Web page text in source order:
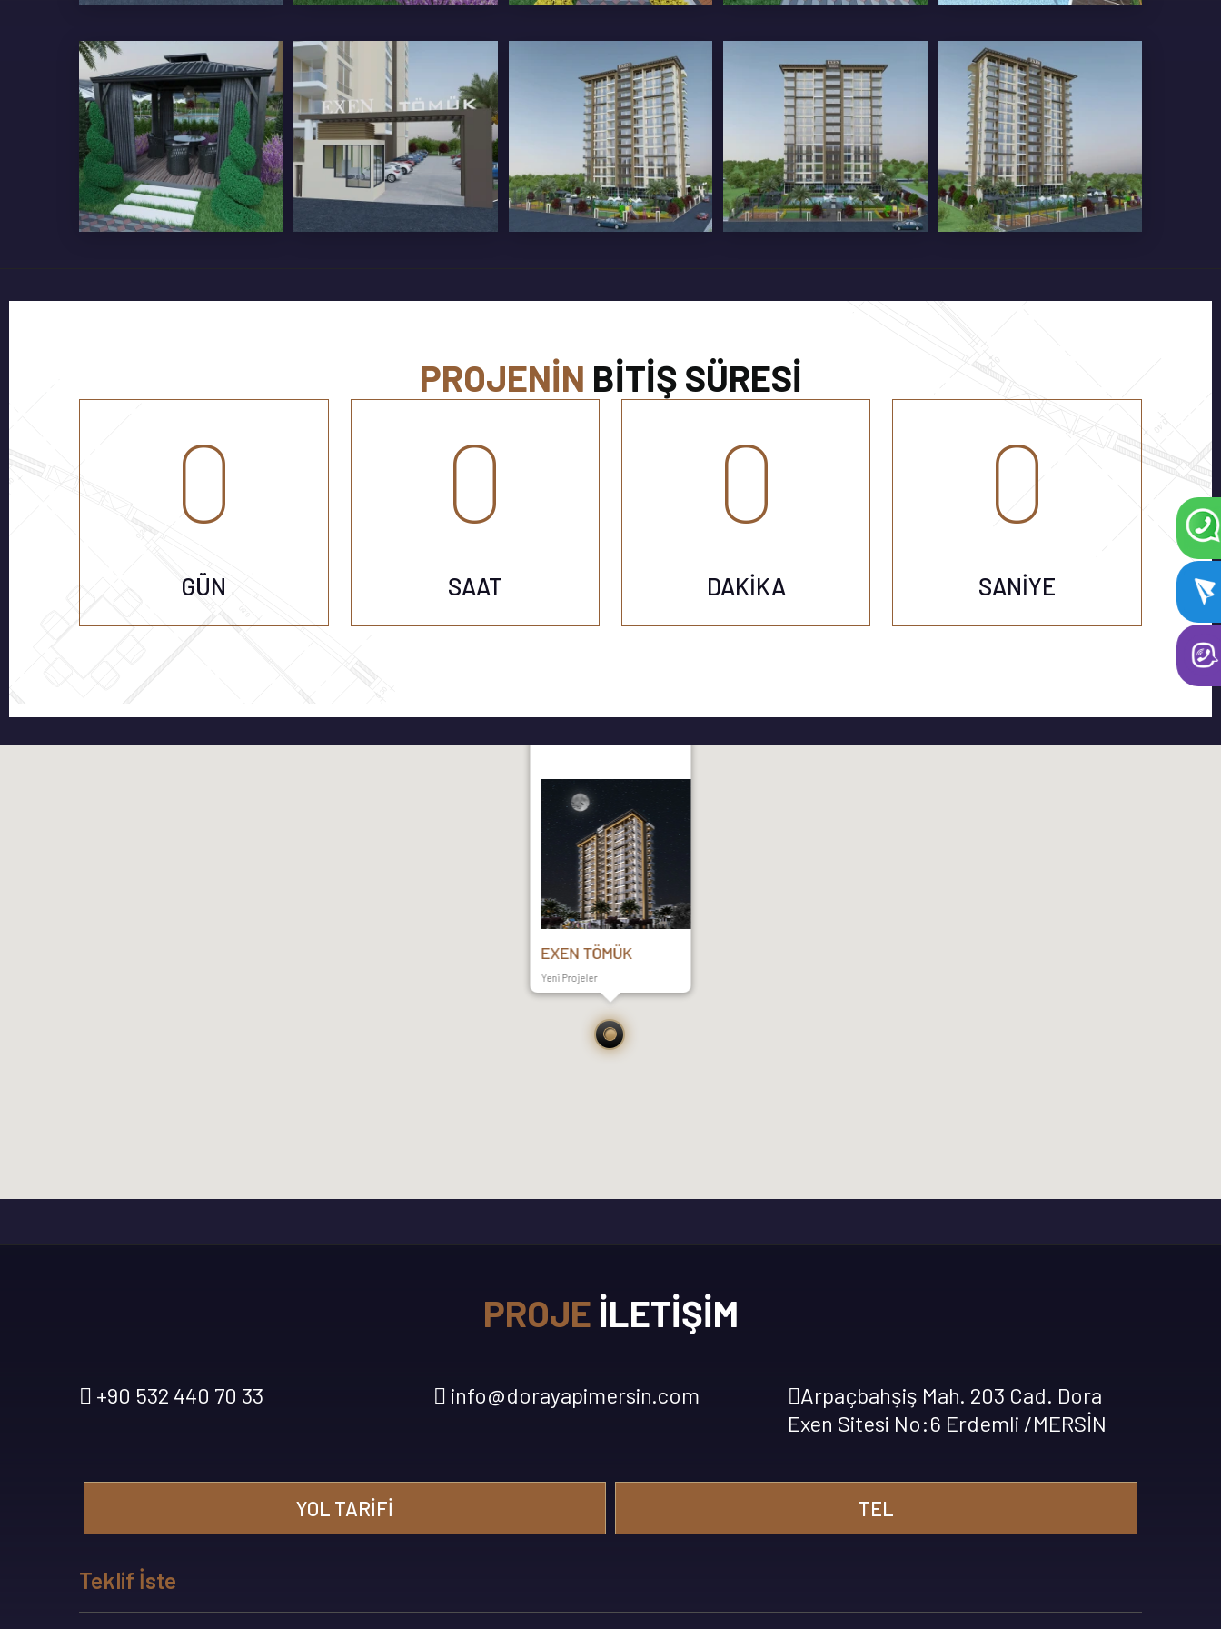
İÇ KAPILAR ÖZEL TASARIM
LAKE
TEZGAH
ÖZEL ASMA TAVAN
MODELLERI
ÖZEL TASARIM ÇAMAŞIR
DOLABI
ÖZEL TASARIM BANYO
DOLAPLARI
ÖZEL TASARIM, BANYO,
HILTON LAVABO WC
BALKON KORKULUKLARI
ALÜMINYUM, LAMINE CAM VE
PROJENIN BITIŞ SÜRESI
0
GÜN
0
SAAT
0
DAKIKA
0
SANIYE
EXEN TÖMÜK
Yeni Projeler
PROJE İLETIŞIM
+90 532 440 70 33 info@dorayapimersin.com
Arpaçbahşiş Mah. 203 Cad. Dora
Exen Sitesi No:6 Erdemli /MERSİN
YOL TARIFI TEL
Teklif İste